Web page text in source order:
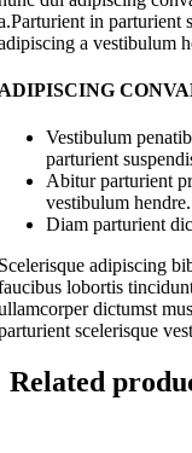
in parturient
a vestibulum
Vestibulum
parturient
Abitur parturient
vestibulum hendre.
Diam parturient
adipiscing
lobortis
dictumst
scelerisque
Related